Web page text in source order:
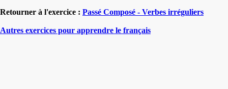
Retourner à l'exercice : Passé Composé - Verbes irréguliers
Autres exercices pour apprendre le français